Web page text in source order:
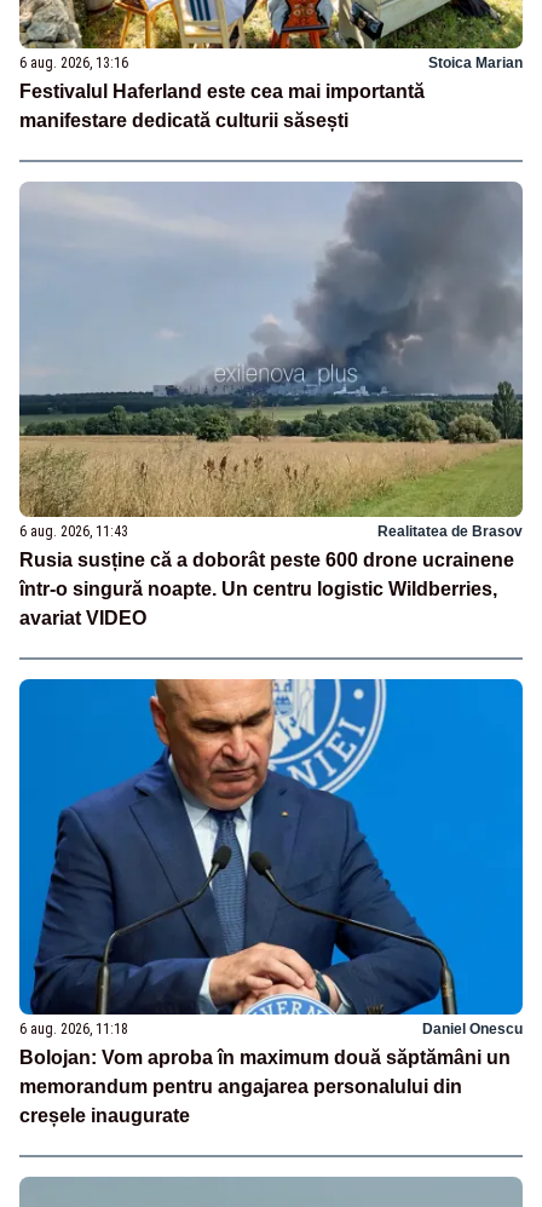
6 aug. 2026, 13:16 Stoica Marian
Festivalul Haferland este cea mai importantă
manifestare dedicată culturii săsești
6 aug. 2026, 11:43 Realitatea de Brasov
Rusia susține că a doborât peste 600 drone ucrainene
într-o singură noapte. Un centru logistic Wildberries,
avariat VIDEO
6 aug. 2026, 11:18 Daniel Onescu
Bolojan: Vom aproba în maximum două săptămâni un
memorandum pentru angajarea personalului din
creșele inaugurate